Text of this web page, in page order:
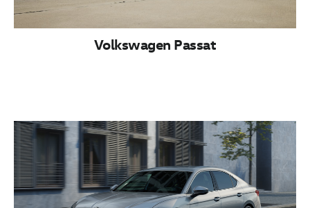
Volkswagen Passat